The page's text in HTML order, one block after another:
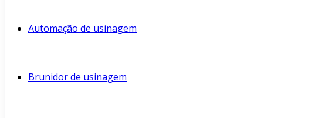
Automação de usinagem
Brunidor de usinagem